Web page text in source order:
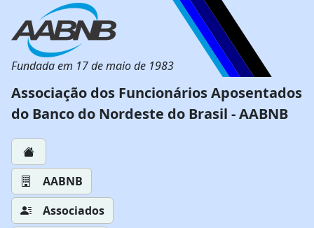
Fundada em 17 de maio de 1983
Associação dos Funcionários Aposentados
do Banco do Nordeste do Brasil - AABNB
AABNB
Associados